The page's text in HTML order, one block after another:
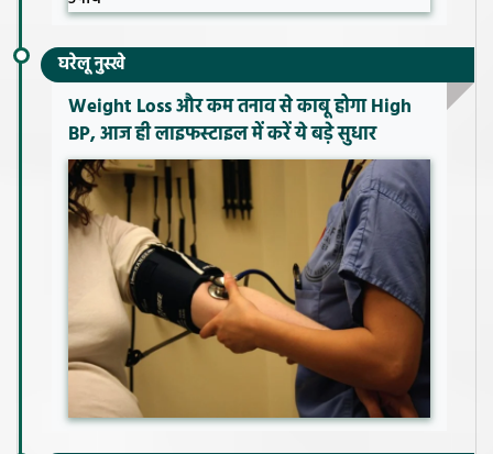
घरेलू नुस्खे
Weight Loss और कम तनाव से काबू होगा High
BP, आज ही लाइफस्टाइल में करें ये बड़े सुधार